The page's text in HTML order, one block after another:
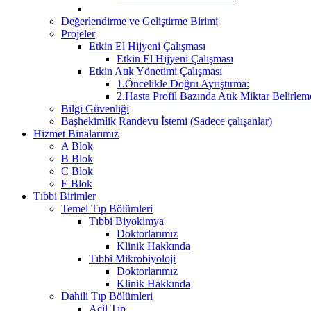
Değerlendirme ve Geliştirme Birimi
Projeler
Etkin El Hijyeni Çalışması
Etkin El Hijyeni Çalışması
Etkin Atık Yönetimi Çalışması
1.Öncelikle Doğru Ayrıştırma:
2.Hasta Profil Bazında Atık Miktar
Bilgi Güvenliği
Başhekimlik Randevu İstemi (Sadece çalışanlar)
Hizmet Binalarımız
A Blok
B Blok
C Blok
E Blok
Tıbbi Birimler
Temel Tıp Bölümleri
Tıbbi Biyokimya
Doktorlarımız
Klinik Hakkında
Tıbbi Mikrobiyoloji
Doktorlarımız
Klinik Hakkında
Dahili Tıp Bölümleri
Acil Tıp